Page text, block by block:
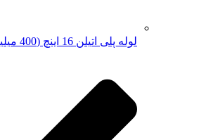
لوله پلی اتیلن 16 اینچ (400 میلیمتر)